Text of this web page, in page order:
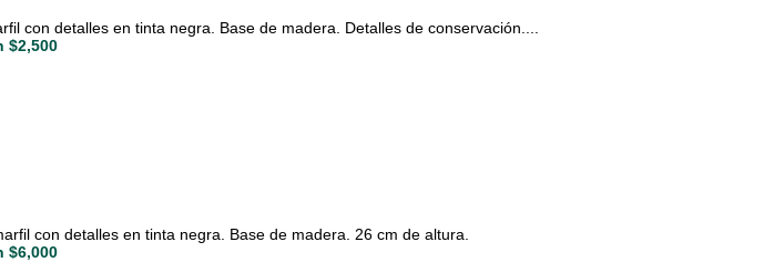
con detalles en tinta negra. Base de madera. Detalles de conservación....
$2,500
con detalles en tinta negra. Base de madera. 26 cm de altura.
$6,000